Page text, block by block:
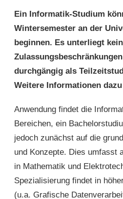
Ein Informatik-Studium
Wintersemester an der
beginnen. Es unterliegt
durchgängig als
Weitere Informationen
Anwendung findet die
Bereichen, ein
jedoch zunächst auf die
und Konzepte. Dies umfasst
in Mathematik und
Spezialisierung findet in
(u.a. Grafische